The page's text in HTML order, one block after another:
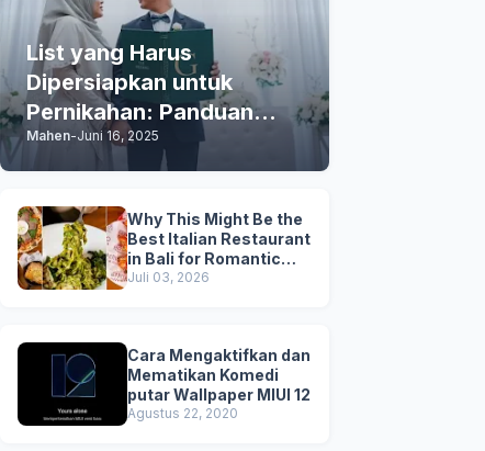
List yang Harus
Dipersiapkan untuk
Pernikahan: Panduan
Praktis Anda
Mahen-Juni 16, 2025
Why This Might Be the
Best Italian Restaurant
in Bali for Romantic
Dinner, Family Dinner,
Juli 03, 2026
Cara Mengaktifkan dan
Mematikan Komedi
putar Wallpaper MIUI 12
Agustus 22, 2020